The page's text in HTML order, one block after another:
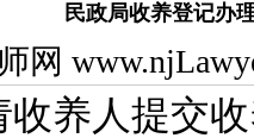
民政局收养登记办
网
养人提交